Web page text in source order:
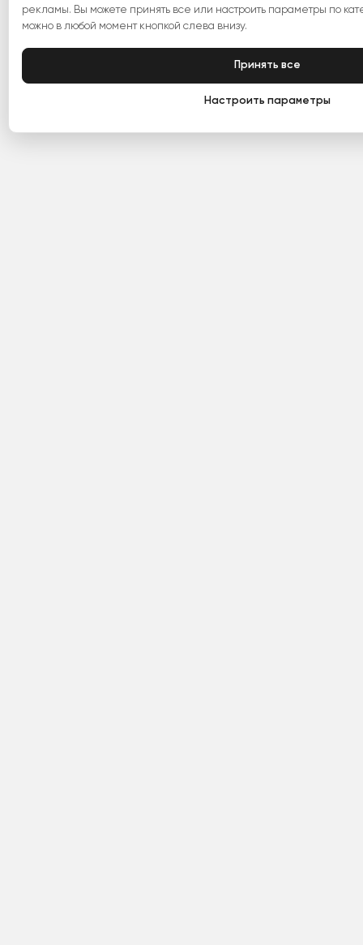
рекламы. Вы можете принять все или настроить параметры по
можно в любой момент кнопкой слева внизу.
Принять все
Настроить параметры